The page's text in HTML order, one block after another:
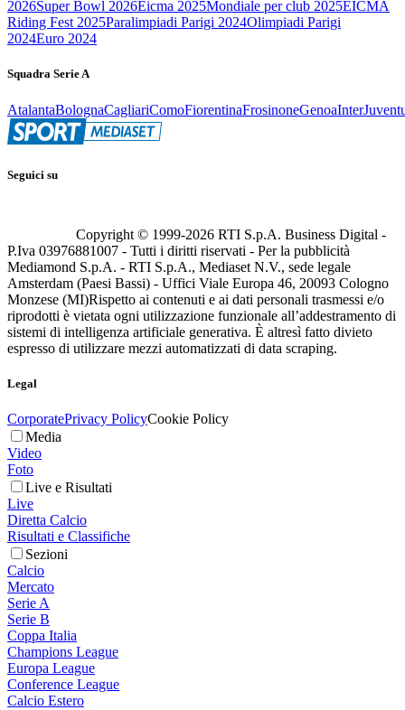
2026Super Bowl 2026Eicma 2025Mondiale per club 2025EICMA
Riding Fest 2025Paralimpiadi Parigi 2024Olimpiadi Parigi
2024Euro 2024
Squadra Serie A
AtalantaBolognaCagliariComoFiorentinaFrosinoneGenoaInter
Seguici su
Copyright © 1999-2026 RTI S.p.A. Business Digital -
P.Iva 03976881007 - Tutti i diritti riservati - Per la pubblicità
Mediamond S.p.A. - RTI S.p.A., Mediaset N.V., sede legale
Amsterdam (Paesi Bassi) - Uffici Viale Europa 46, 20093 Cologno
Monzese (MI)Rispetto ai contenuti e ai dati personali trasmessi e/o
riprodotti è vietata ogni utilizzazione funzionale all’addestramento di
sistemi di intelligenza artificiale generativa. È altresì fatto divieto
espresso di utilizzare mezzi automatizzati di data scraping.
Legal
CorporatePrivacy PolicyCookie Policy
Media
Video
Foto
Live e Risultati
Live
Diretta Calcio
Risultati e Classifiche
Sezioni
Calcio
Mercato
Serie A
Serie B
Coppa Italia
Champions League
Europa League
Conference League
Calcio Estero